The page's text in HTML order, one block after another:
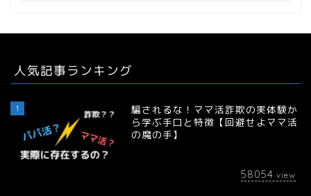
人気記事ランキング
1
騙されるな！ママ活詐欺の実体験か
ら学ぶ手口と特徴【回避せよママ活
の魔の手】
58054 view